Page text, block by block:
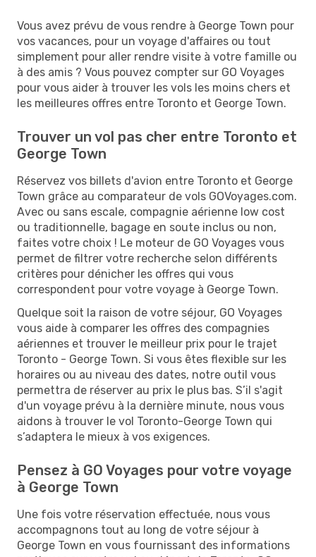
Vous avez prévu de vous rendre à George Town pour
vos vacances, pour un voyage d'affaires ou tout
simplement pour aller rendre visite à votre famille ou
à des amis ? Vous pouvez compter sur GO Voyages
pour vous aider à trouver les vols les moins chers et
les meilleures offres entre Toronto et George Town.
Trouver un vol pas cher entre Toronto et
George Town
Réservez vos billets d'avion entre Toronto et George
Town grâce au comparateur de vols GOVoyages.com.
Avec ou sans escale, compagnie aérienne low cost
ou traditionnelle, bagage en soute inclus ou non,
faites votre choix ! Le moteur de GO Voyages vous
permet de filtrer votre recherche selon différents
critères pour dénicher les offres qui vous
correspondent pour votre voyage à George Town.
Quelque soit la raison de votre séjour, GO Voyages
vous aide à comparer les offres des compagnies
aériennes et trouver le meilleur prix pour le trajet
Toronto - George Town. Si vous êtes flexible sur les
horaires ou au niveau des dates, notre outil vous
permettra de réserver au prix le plus bas. S’il s'agit
d'un voyage prévu à la dernière minute, nous vous
aidons à trouver le vol Toronto-George Town qui
s’adaptera le mieux à vos exigences.
Pensez à GO Voyages pour votre voyage
à George Town
Une fois votre réservation effectuée, nous vous
accompagnons tout au long de votre séjour à
George Town en vous fournissant des informations